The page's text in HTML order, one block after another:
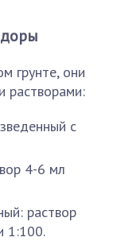
грунте, они
растворами:
с
4-6 мл
раствор
1:100.